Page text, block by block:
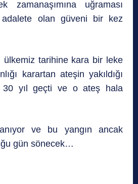
zamanaşımına uğraması
olan güveni bir kez
ülkemiz tarihine kara bir leke
karartan ateşin yakıldığı
30 yıl geçti ve o ateş hala
ve bu yangın ancak
gün sönecek…